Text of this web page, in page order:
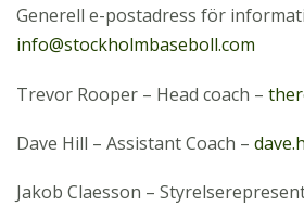
Generell e-postadress för
info@stockholmbaseboll.com
Trevor Rooper – Head coach –
Dave Hill – Assistant Coach –
Jakob Claesson –